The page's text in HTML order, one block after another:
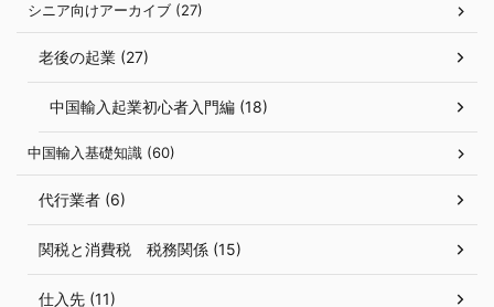
シニア向けアーカイブ (27)
老後の起業 (27)
中国輸入起業初心者入門編 (18)
中国輸入基礎知識 (60)
代行業者 (6)
関税と消費税 税務関係 (15)
仕入先 (11)